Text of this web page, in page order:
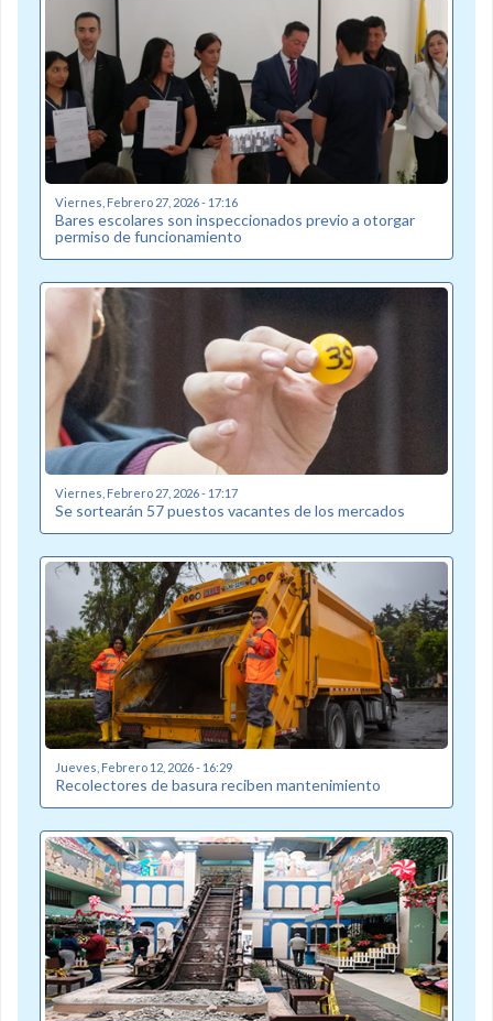
Viernes, Febrero 27, 2026 - 17:16
Bares escolares son inspeccionados previo a otorgar
permiso de funcionamiento
Viernes, Febrero 27, 2026 - 17:17
Se sortearán 57 puestos vacantes de los mercados
Jueves, Febrero 12, 2026 - 16:29
Recolectores de basura reciben mantenimiento